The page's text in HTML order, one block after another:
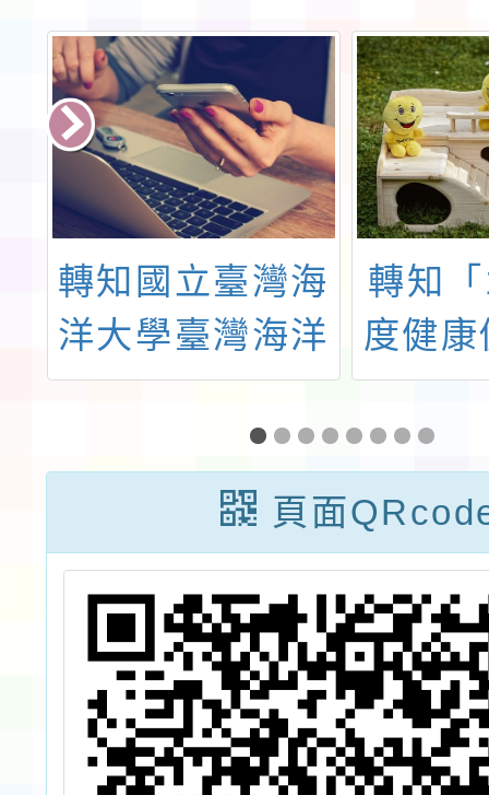
轉知國立臺灣海
洋大學臺灣海洋
教育中心為提升
教師海洋教育知
能，開設3門磨
課師課程資訊一
案
轉知
度健
計畫
健』
校海
賽」
植送
此更
2月17
起至
頁面